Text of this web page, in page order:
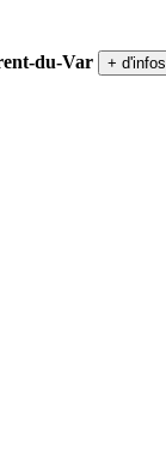
du-Var + d'infos